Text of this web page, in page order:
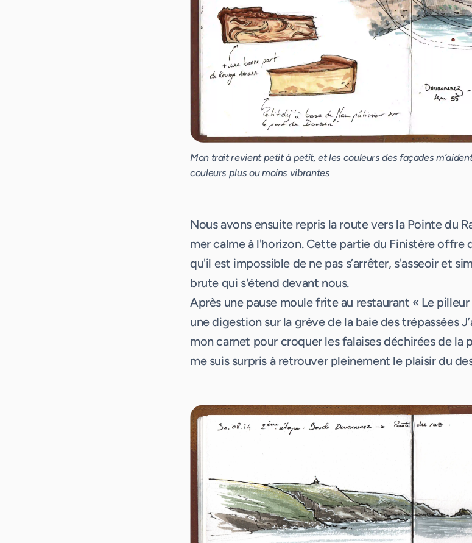
Mon trait revient petit à petit, et les couleurs des façades
couleurs plus ou moins vibrantes
Nous avons ensuite repris la route vers la Pointe du
mer calme à l'horizon. Cette partie du Finistère offre
qu'il est impossible de ne pas s’arrêter, s'asseoir et
brute qui s'étend devant nous.
Après une pause moule frite au restaurant « Le
une digestion sur la grève de la baie des trépassées
mon carnet pour croquer les falaises déchirées de la
me suis surpris à retrouver pleinement le plaisir du